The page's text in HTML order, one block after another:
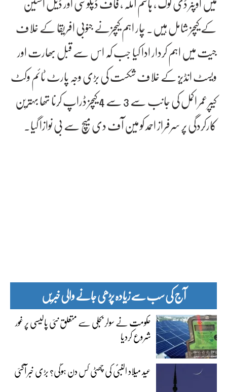
کے کیچز شامل ہیں۔ چار اہم کیچزنے جنوبی افریقا کے خلاف
جیت میں اہم کردار ادا کیا جب کہ اس سے قبل بھارت اور
ویسٹ انڈیز کے خلاف شکست کی بڑی وجہ پارٹ ٹائم وکٹ
کیپرعمر اکمل کی جانب سے 3 سے 4 کیچز ڈراپ کرنا تھا بہترین
کارکردگی پر سرفراز احمد کو مین آف دی میچ سے بی نوازا گیا۔
آج کی سب سے زیادہ پڑھی جانے والی خبریں
حکومت نے سولر بجلی سے متعلق نئی پالیسی پر غور
شروع کردیا
عید میلاد النبیؐ کی چھٹی کس دن ہوگی؟ بڑی خبر آگئی